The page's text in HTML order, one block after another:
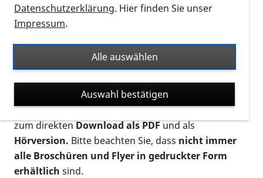
Auf dieser Seite finden Sie sämtliches Infomaterial
Ort. Nutzen Sie den Formatfilter, um ausschließlich
nach Flyern und Broschüren, Audios oder Videos zu
suchen. Die meisten Flyer und Broschüren werden in
verschiedenen Formaten angeboten: zur
postalischen Bestellung als gedruckte Variante
zum direktenDownload als PDFund als
Hörversion. Bitte beachten Sie, dass nicht immer
alle Broschüren und Flyer in gedruckter Form
erhältlich sind.
Datenschutzerklärung. Hier finden Sie unser
Impressum.
Alle auswählen
Auswahl bestätigen